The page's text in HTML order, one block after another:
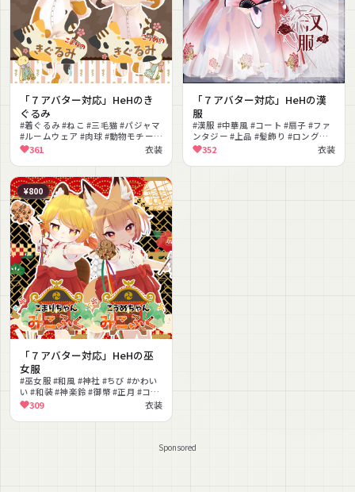
「７アバター対応」HeHのき
ぐるみ
#着ぐるみ #ねこ #三毛猫 #パジャマ
#ルームウェア #肉球 #動物モチーフ
#ゆるかわ #かわいい #癒し
361 衣装
「７アバター対応」HeHの漢
服
#漢服 #中華風 #コート #扇子 #ファ
ンタジー #上品 #髪飾り #ロングス
カート #エレガント #撮影向け
352 衣装
¥800
「７アバター対応」HeHの巫
女服
#巫女服 #和風 #神社 #ちび #かわい
い #和装 #神楽鈴 #御幣 #正月 #コス
チューム
309 衣装
Sponsored